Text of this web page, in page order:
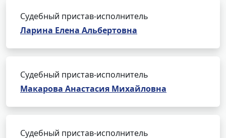
Судебный пристав-исполнитель
Ларина Елена Альбертовна
Судебный пристав-исполнитель
Макарова Анастасия Михайловна
Судебный пристав-исполнитель